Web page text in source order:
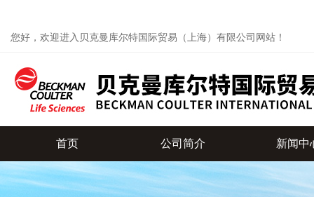
您好，欢迎进入贝克曼库尔特国际贸易（上海）有限公司网站！
首页 公司简介 新闻中